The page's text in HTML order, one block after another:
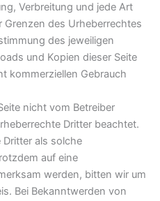
Verbreitung und jede Art
Grenzen des Urheberrechtes
des jeweiligen
und Kopien dieser Seite
kommerziellen Gebrauch
nicht vom Betreiber
Dritter beachtet.
als solche
auf eine
werden, bitten wir um
Bei Bekanntwerden von